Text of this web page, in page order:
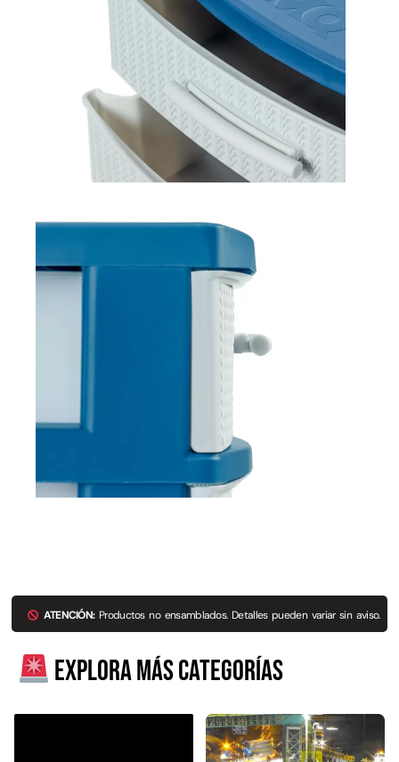
ATENCIÓN:Productos no ensamblados. Detalles pueden variar sin aviso.
Explora más categorías
Explora más productos